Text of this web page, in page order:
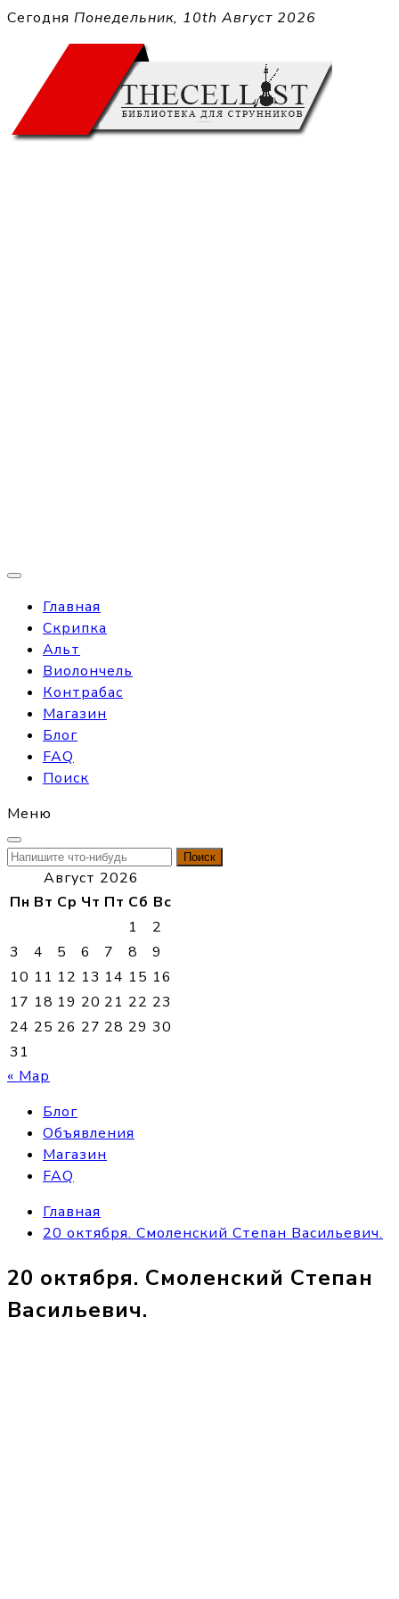
Перейти
содержимому
Сегодня Понедельник, 10th Август 2026
Главная
Скрипка
Альт
Виолончель
Контрабас
Магазин
Блог
FAQ
Поиск
Меню
Найти:
Август 2026
Пн Вт Ср Чт Пт Сб Вс
1
2
3
4 5 6 7 8
9
10 11 12 13 14 15 16
17 18 19 20 21 22 23
24 25 26 27 28 29 30
31
« Мар
Блог
Объявления
Магазин
FAQ
Главная
20 октября. Смоленский Степан Васильевич.
20 октября. Смоленский Степан
Васильевич.